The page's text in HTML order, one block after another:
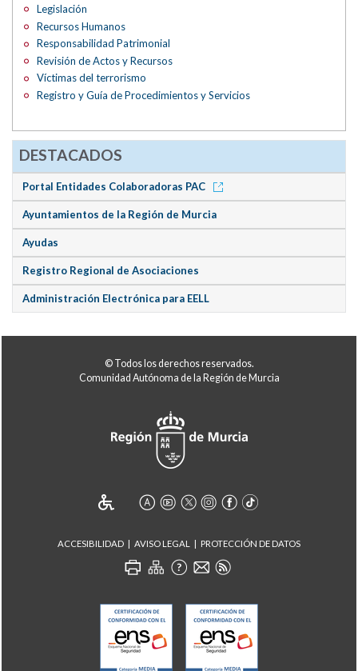
Legislación
Recursos Humanos
Responsabilidad Patrimonial
Revisión de Actos y Recursos
Víctimas del terrorismo
Registro y Guía de Procedimientos y Servicios
DESTACADOS
Portal Entidades Colaboradoras PAC
Ayuntamientos de la Región de Murcia
Ayudas
Registro Regional de Asociaciones
Administración Electrónica para EELL
© Todos los derechos reservados.
Comunidad Autónoma de la Región de Murcia
ACCESIBILIDAD AVISO LEGAL PROTECCIÓN DE DATOS